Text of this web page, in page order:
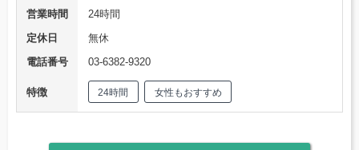
営業時間
24時間
定休日
無休
電話番号
03-6382-9320
特徴 24時間 女性もおすすめ